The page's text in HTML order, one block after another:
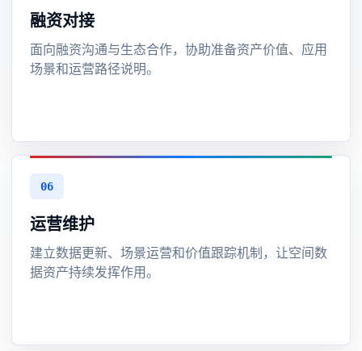
融资对接
面向融资沟通与生态合作，协助准备资产价值、应用
场景和运营路径说明。
06
运营维护
建立数据更新、场景运营和价值跟踪机制，让空间数
据资产持续发挥作用。